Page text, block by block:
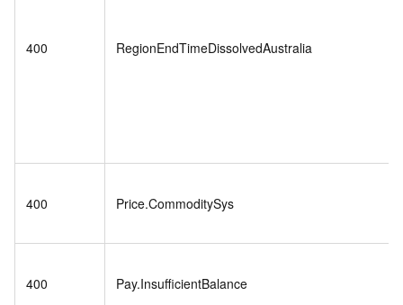
400 RegionEndTimeDissolvedAustralia
400 Price.CommoditySys
400 Pay.InsufficientBalance